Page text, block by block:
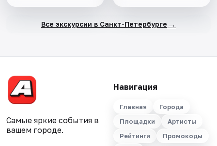
Все экскурсии в Санкт-Петербурге →
Самые яркие события в
вашем городе.
Навигация
Главная
Города
Площадки
Артисты
Рейтинги
Промокоды